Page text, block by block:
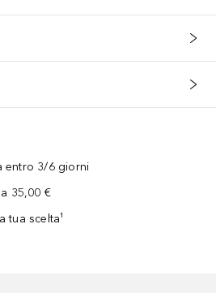
entro 3/6 giorni
35,00 €
tua scelta¹